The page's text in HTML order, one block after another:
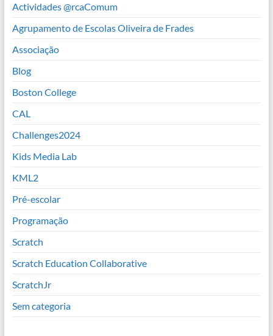
Actividades @rcaComum
Agrupamento de Escolas Oliveira de Frades
Associação
Blog
Boston College
CAL
Challenges2024
Kids Media Lab
KML2
Pré-escolar
Programação
Scratch
Scratch Education Collaborative
ScratchJr
Sem categoria